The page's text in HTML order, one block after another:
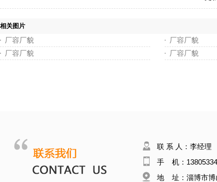
相关图片
厂容厂貌
厂容厂貌
厂容厂貌
厂容厂貌
联 系 人：李经理
手 机：
地 址：淄博市博